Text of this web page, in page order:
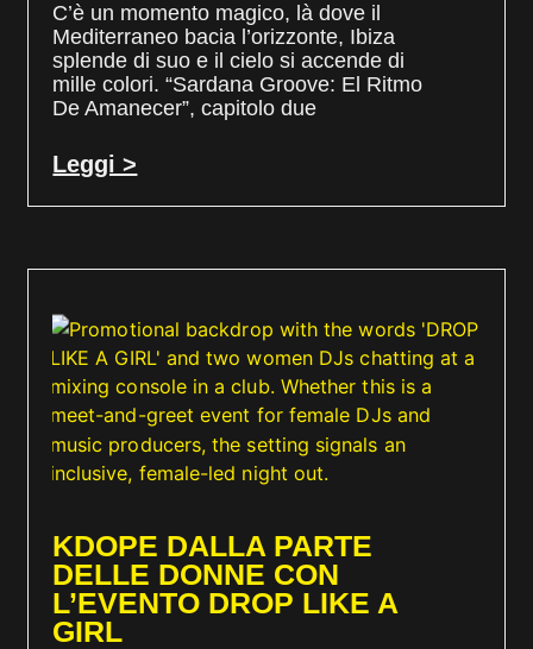
C’è un momento magico, là dove il
Mediterraneo bacia l’orizzonte, Ibiza
splende di suo e il cielo si accende di
mille colori. “Sardana Groove: El Ritmo
De Amanecer”, capitolo due
Leggi >
KDOPE DALLA PARTE
DELLE DONNE CON
L’EVENTO DROP LIKE A
GIRL